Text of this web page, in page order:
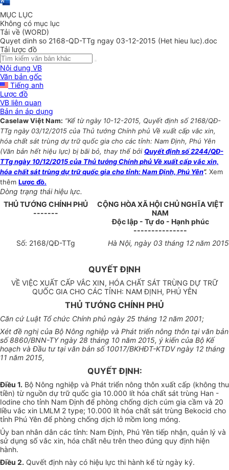
MỤC LỤC
Không có mục lục
Tải về (WORD)
Quyet dinh so 2168-QD-TTg ngay 03-12-2015 (Het hieu luc).doc
Tải lược đồ
Nội dung VB
Văn bản gốc
Tiếng anh
Lược đồ
VB liên quan
Bản án áp dụng
Caselaw Việt Nam: “Kể từ ngày 10-12-2015, Quyết định số 2168/QĐ-
TTg ngày 03/12/2015 của Thủ tướng Chính phủ Về xuất cấp vắc xin,
hóa chất sát trùng dự trữ quốc gia cho các tỉnh: Nam Định, Phú Yên
(Văn bản hết hiệu lực) bị bãi bỏ, thay thế bởi Quyết định số 2244/QĐ-
TTg ngày 10/12/2015 của Thủ tướng Chính phủ Về xuất cấp vắc xin,
hóa chất sát trùng dự trữ quốc gia cho tỉnh: Nam Định, Phú Yên”. Xem
thêm Lược đồ.
Dòng trạng thái hiệu lực.
THỦ TƯỚNG CHÍNH PHỦ
-------
CỘNG HÒA XÃ HỘI CHỦ NGHĨA VIỆT
NAM
Độc lập - Tự do - Hạnh phúc
---------------
Số: 2168/QĐ-TTg Hà Nội, ngày 03 tháng 12 năm 2015
QUYẾT ĐỊNH
VỀ VIỆC XUẤT CẤP VẮC XIN, HÓA CHẤT SÁT TRÙNG DỰ TRỮ
QUỐC GIA CHO CÁC TỈNH: NAM ĐỊNH, PHÚ YÊN
THỦ TƯỚNG CHÍNH PHỦ
Căn cứ Luật Tổ chức Chính phủ ngày 25 tháng 12 năm 2001;
Xét đề nghị của Bộ Nông nghiệp và Phát triển nông thôn tại văn bản
số 8860/BNN-TY ngày 28 tháng 10 năm 2015, ý kiến của Bộ Kế
hoạch và Đầu tư tại văn bản số 10017/BKHĐT-KTDV ngày 12 tháng
11 năm 2015,
QUYẾT ĐỊNH:
Điều 1. Bộ Nông nghiệp và Phát triển nông thôn xuất cấp (không thu
tiền) từ nguồn dự trữ quốc gia 10.000 lít hóa chất sát trùng Han -
Iodine cho tỉnh Nam Định để phòng chống dịch cúm gia cầm và 20
liều vắc xin LMLM 2 type; 10.000 lít hóa chất sát trùng Bekocid cho
tỉnh Phú Yên để phòng chống dịch lở mồm long móng.
Ủy ban nhân dân các tỉnh: Nam Định, Phú Yên tiếp nhận, quản lý và
sử dụng số vắc xin, hóa chất nêu trên theo đúng quy định hiện
hành.
Điều 2. Quvết định này có hiệu lực thi hành kể từ ngày ký.